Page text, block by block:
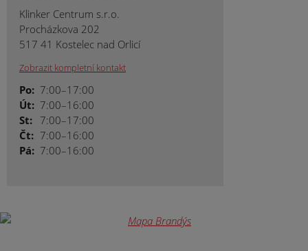
Klinker Centrum s.r.o.
Procházkova 202
517 41 Kostelec nad Orlicí
Zobrazit kompletní kontakt
Po: 7:00–17:00
Út: 7:00–16:00
St: 7:00–17:00
Čt: 7:00–16:00
Pá: 7:00–16:00